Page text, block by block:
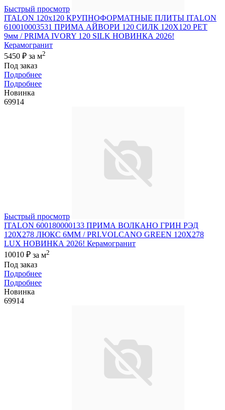
Быстрый просмотр
ITALON 120x120 КРУПНОФОРМАТНЫЕ ПЛИТЫ ITALON
610010003531 ПРИМА АЙВОРИ 120 СИЛК 120Х120 РЕТ
9мм / PRIMA IVORY 120 SILK НОВИНКА 2026!
Керамогранит
5450 ₽ за м2
Под заказ
Подробнее
Подробнее
Новинка
69914
Быстрый просмотр
ITALON 600180000133 ПРИМА ВОЛКАНО ГРИН РЭД
120X278 ЛЮКС 6ММ / PRI.VOLCANO GREEN 120X278
LUX НОВИНКА 2026! Керамогранит
10010 ₽ за м2
Под заказ
Подробнее
Подробнее
Новинка
69914